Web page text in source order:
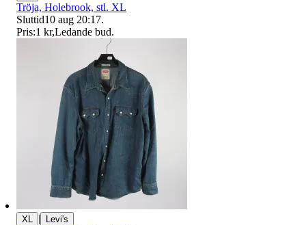
Tröja, Holebrook, stl. XL
Sluttid10 aug 20:17.
Pris:1 kr,Ledande bud.
XL | Levi's